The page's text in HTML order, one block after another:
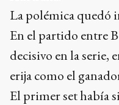
La polémica quedó
En el partido entre
decisivo en la serie,
erija como el
El primer set había